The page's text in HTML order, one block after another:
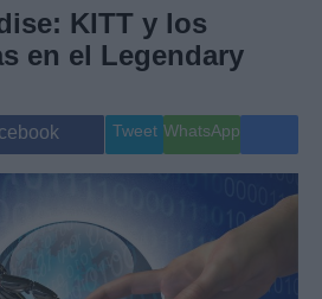
Gente
Musica
KITT y los
en el Legendary
Tweet WhatsApp